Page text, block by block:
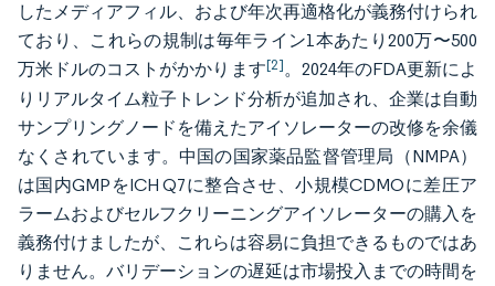
したメディアフィル、および年次再適格化が義務付けられ
ており、これらの規制は毎年ライン1本あたり200万〜500
万米ドルのコストがかかります[2]。2024年のFDA更新によ
りリアルタイム粒子トレンド分析が追加され、企業は自動
サンプリングノードを備えたアイソレーターの改修を余儀
なくされています。中国の国家薬品監督管理局（NMPA）
は国内GMPをICH Q7に整合させ、小規模CDMOに差圧ア
ラームおよびセルフクリーニングアイソレーターの購入を
義務付けましたが、これらは容易に負担できるものではあ
りません。バリデーションの遅延は市場投入までの時間を